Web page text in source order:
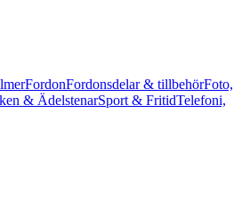
FordonFordonsdelar & tillbehörFoto,
& ÄdelstenarSport & FritidTelefoni,